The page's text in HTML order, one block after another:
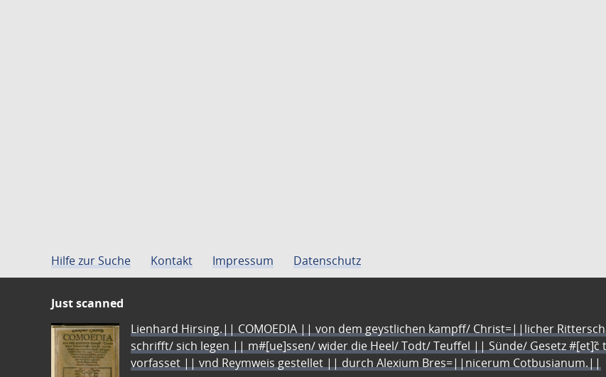
Hilfe zur Suche Kontakt Impressum Datenschutz
Just scanned
Lienhard Hirsing.|| COMOEDIA || von dem geystlichen kampff/ Christ=||licher
schrifft/ sich legen || m#[ue]ssen/ wider die Heel/ Todt/ Teuffel || Sünde/ Gesetz
vorfasset || vnd Reymweis gestellet || durch Alexium Bres=||nicerum Cotbusianum.||